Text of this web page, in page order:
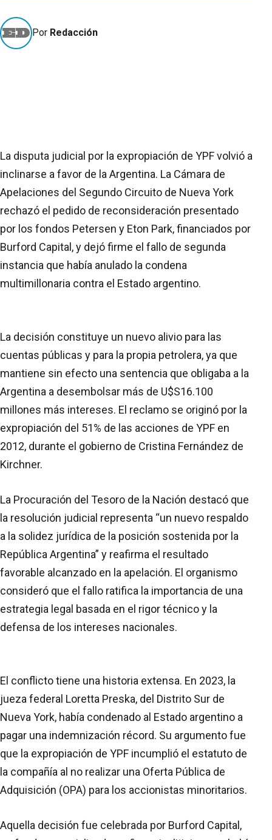
Por Redacción
La disputa judicial por la expropiación de YPF volvió a
inclinarse a favor de la Argentina. La Cámara de
Apelaciones del Segundo Circuito de Nueva York
rechazó el pedido de reconsideración presentado
por los fondos Petersen y Eton Park, financiados por
Burford Capital, y dejó firme el fallo de segunda
instancia que había anulado la condena
multimillonaria contra el Estado argentino.
La decisión constituye un nuevo alivio para las
cuentas públicas y para la propia petrolera, ya que
mantiene sin efecto una sentencia que obligaba a la
Argentina a desembolsar más de U$S16.100
millones más intereses. El reclamo se originó por la
expropiación del 51% de las acciones de YPF en
2012, durante el gobierno de Cristina Fernández de
Kirchner.
La Procuración del Tesoro de la Nación destacó que
la resolución judicial representa “un nuevo respaldo
a la solidez jurídica de la posición sostenida por la
República Argentina” y reafirma el resultado
favorable alcanzado en la apelación. El organismo
consideró que el fallo ratifica la importancia de una
estrategia legal basada en el rigor técnico y la
defensa de los intereses nacionales.
El conflicto tiene una historia extensa. En 2023, la
jueza federal Loretta Preska, del Distrito Sur de
Nueva York, había condenado al Estado argentino a
pagar una indemnización récord. Su argumento fue
que la expropiación de YPF incumplió el estatuto de
la compañía al no realizar una Oferta Pública de
Adquisición (OPA) para los accionistas minoritarios.
Aquella decisión fue celebrada por Burford Capital,